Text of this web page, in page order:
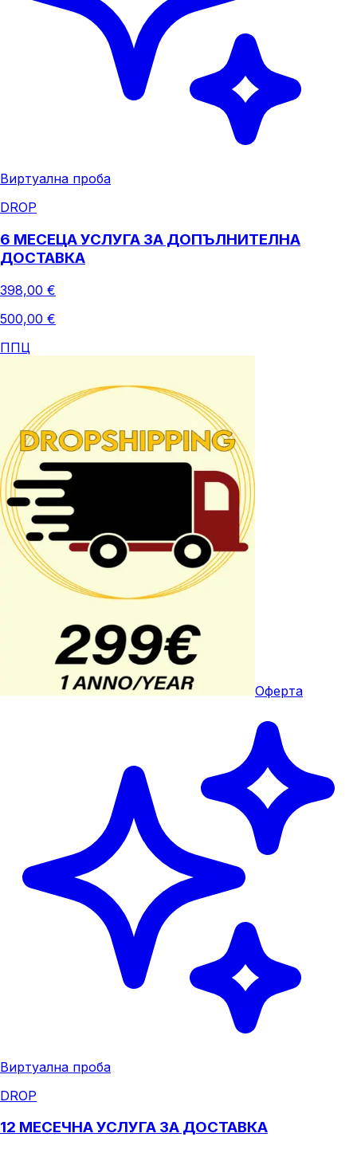
Виртуална проба
DROP
6 МЕСЕЦА УСЛУГА ЗА ДОПЪЛНИТЕЛНА
ДОСТАВКА
398,00 €
500,00 €
ППЦ
Оферта
Виртуална проба
DROP
12 МЕСЕЧНА УСЛУГА ЗА ДОСТАВКА